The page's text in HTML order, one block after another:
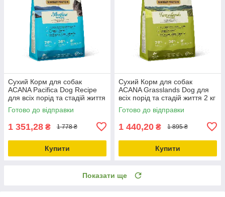
Сухий Корм для собак
ACANA Pacifica Dog Recipe
для всіх порід та стадій життя
2 кг (a54120)
Готово до відправки
1 351,28 ₴ 1 778 ₴
Купити
Сухий Корм для собак
ACANA Grasslands Dog для
всіх порід та стадій життя 2 кг
(a54220)
Готово до відправки
1 440,20 ₴ 1 895 ₴
Купити
Показати ще